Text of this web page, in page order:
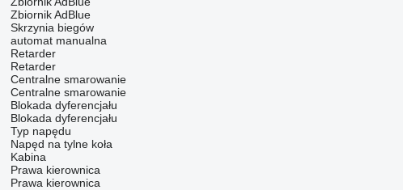
Zbiornik AdBlue
Skrzynia biegów
automat manualna
Retarder
Retarder
Centralne smarowanie
Centralne smarowanie
Blokada dyferencjału
Blokada dyferencjału
Typ napędu
Napęd na tylne koła
Kabina
Prawa kierownica
Prawa kierownica